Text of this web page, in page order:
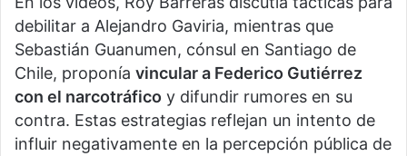
debilitar a Alejandro Gaviria, mientras que
Sebastián Guanumen, cónsul en Santiago de
Chile, proponía vincular a Federico Gutiérrez
con el narcotráfico y difundir rumores en su
contra. Estas estrategias reflejan un intento de
influir negativamente en la percepción pública de